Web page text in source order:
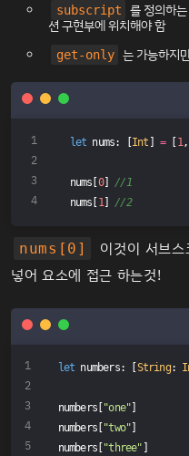
subscript
를 정의하
션 구현부에 위치해야 함
get-only 는 가능하지
let nums: [ Int = [ 1,
nums[ 0] //1
nums[ 1] //2
nums[0]
이것이 서브
넣어 요소에 접근 하는것!
let numbers: [ String:
numbers[ "one"
numbers[ "two"
numbers[ "three"